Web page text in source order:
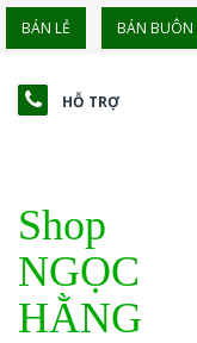
BÁN LẺ BÁN BUÔN
HỖ TRỢ
Shop
NGỌC
HẰNG